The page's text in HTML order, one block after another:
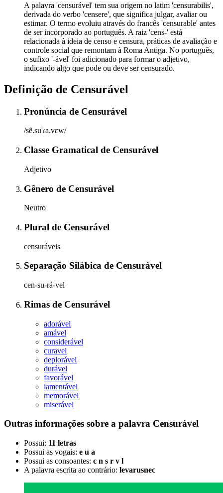
A palavra 'censurável' tem sua origem no latim 'censurabilis',
derivada do verbo 'censere', que significa julgar, avaliar ou
estimar. O termo evoluiu através do francês 'censurable' antes
de ser incorporado ao português. A raiz 'cens-' está
relacionada à ideia de censo e censura, práticas de avaliação e
controle social que remontam à Roma Antiga. No português,
o sufixo '-ável' foi adicionado para formar o adjetivo,
indicando algo que pode ou deve ser censurado.
Definição de Censurável
Pronúncia de Censurável
/sẽ.su'ɾa.vɛw/
Classe Gramatical de Censurável
Adjetivo
Gênero de Censurável
Neutro
Plural de Censurável
censuráveis
Separação Silábica de Censurável
cen-su-rá-vel
Rimas de Censurável
adorável
amável
considerável
curavel
deplorável
durável
favorável
lamentável
memorável
miserável
Outras informações sobre a palavra Censurável
Possui: 11 letras
Possui as vogais: e u a
Possui as consoantes: c n s r v l
A palavra escrita ao contrário: levarusnec